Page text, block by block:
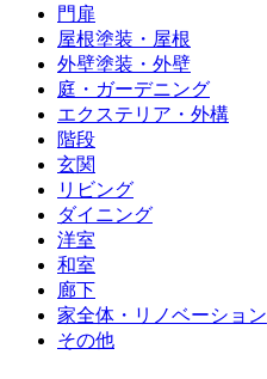
門扉
屋根塗装・屋根
外壁塗装・外壁
庭・ガーデニング
エクステリア・外構
階段
玄関
リビング
ダイニング
洋室
和室
廊下
家全体・リノベーション
その他